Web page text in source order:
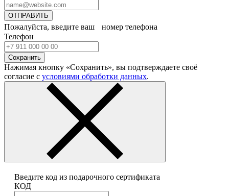
ОТПРАВИТЬ
Пожалуйста, введите ваш номер телефона
Телефон
Сохранить
Нажимая кнопку «Сохранить», вы подтверждаете своё
согласие с условиями обработки данных.
Введите код из подарочного сертификата
КОД